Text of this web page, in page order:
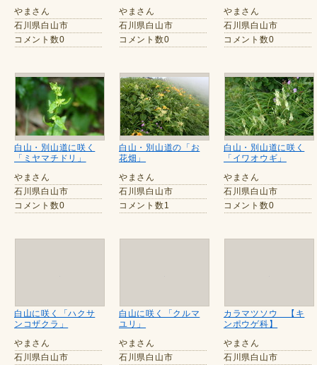
やまさん
石川県白山市
コメント数0
やまさん
石川県白山市
コメント数0
やまさん
石川県白山市
コメント数0
白山・別山道に咲く
「ミヤマチドリ」
やまさん
石川県白山市
コメント数0
白山・別山道の「お
花畑」
やまさん
石川県白山市
コメント数1
白山・別山道に咲く
「イワオウギ」
やまさん
石川県白山市
コメント数0
白山に咲く「ハクサ
ンコザクラ」
やまさん
石川県白山市
白山に咲く「クルマ
ユリ」
やまさん
石川県白山市
カラマツソウ 【キ
ンポウゲ科】
やまさん
石川県白山市